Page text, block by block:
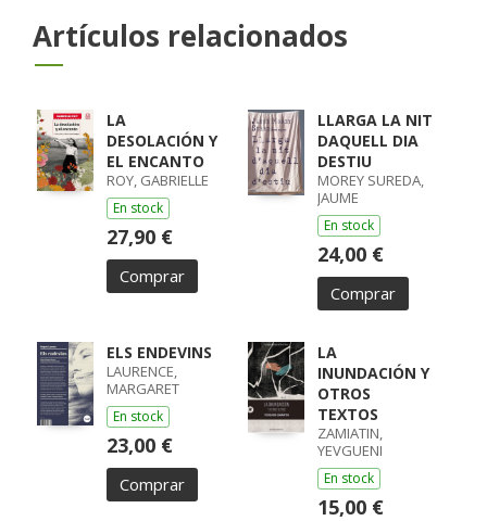
Artículos relacionados
LA
DESOLACIÓN Y
EL ENCANTO
ROY, GABRIELLE
En stock
27,90 €
Comprar
LLARGA LA NIT
DAQUELL DIA
DESTIU
MOREY SUREDA,
JAUME
En stock
24,00 €
Comprar
ELS ENDEVINS
LAURENCE,
MARGARET
En stock
23,00 €
Comprar
LA
INUNDACIÓN Y
OTROS
TEXTOS
ZAMIATIN,
YEVGUENI
En stock
15,00 €